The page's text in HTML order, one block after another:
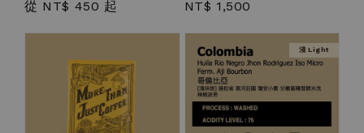
Regular
從 NT$ 450 起
Regular
NT$ 1,500
淺 Light